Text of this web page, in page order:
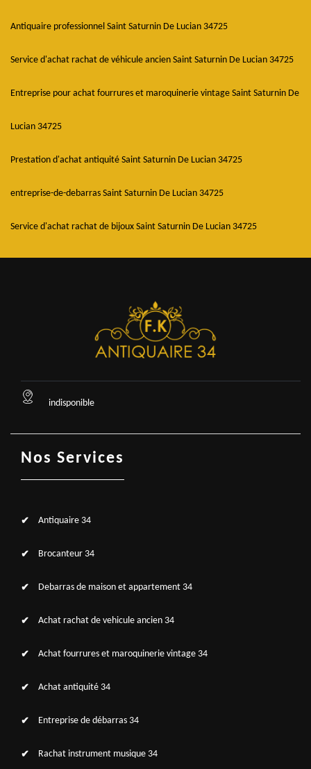
Antiquaire professionnel Saint Saturnin De Lucian 34725
Service d'achat rachat de véhicule ancien Saint Saturnin De Lucian 34725
Entreprise pour achat fourrures et maroquinerie vintage Saint Saturnin De
Lucian 34725
Prestation d'achat antiquité Saint Saturnin De Lucian 34725
entreprise-de-debarras Saint Saturnin De Lucian 34725
Service d'achat rachat de bijoux Saint Saturnin De Lucian 34725
indisponible
Nos Services
Antiquaire 34
Brocanteur 34
Debarras de maison et appartement 34
Achat rachat de vehicule ancien 34
Achat fourrures et maroquinerie vintage 34
Achat antiquité 34
Entreprise de débarras 34
Rachat instrument musique 34